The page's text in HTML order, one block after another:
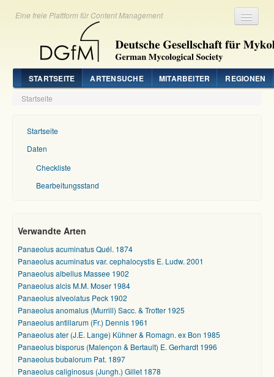
Eine freie Plattform für Content Management
STARTSEITE ARTENSUCHE MITARBEITER REGIONEN
Startseite
Startseite
Daten
Checkliste
Bearbeitungsstand
Verwandte Arten
Panaeolus acuminatus Quél. 1874
Panaeolus acuminatus var. cephalocystis E. Ludw. 2001
Panaeolus albellus Massee 1902
Panaeolus alcis M.M. Moser 1984
Panaeolus alveolatus Peck 1902
Panaeolus anomalus (Murrill) Sacc. & Trotter 1925
Panaeolus antillarum (Fr.) Dennis 1961
Panaeolus ater (J.E. Lange) Kühner & Romagn. ex Bon 1985
Panaeolus bisporus (Malençon & Bertault) E. Gerhardt 1996
Panaeolus bubalorum Pat. 1897
Panaeolus caliginosus (Jungh.) Gillet 1878